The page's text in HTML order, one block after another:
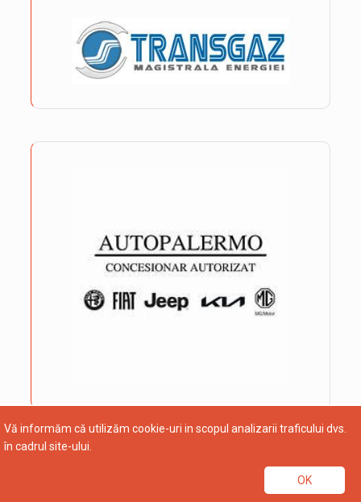
Vă informăm că utilizăm cookie-uri in scopul analizarii traficului dvs.
în cadrul site-ului.
OK